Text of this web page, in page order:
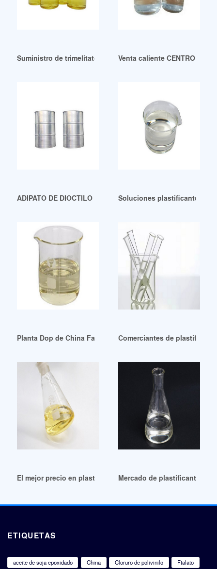
Suministro de trimelitato de trioctilo Cas: 3319-31-1
Venta caliente CENTRO
ADIPATO DE DIOCTILO (DOA) de alto rendimiento
Soluciones plastificantes
Planta Dop de China Fabricantes y proveedores de Planta
Comerciantes de
El mejor precio en plastificantes para neumáticos de
Mercado de plastificantes
ETIQUETAS
aceite de soja epoxidado China Cloruro de polivinilo
Ftalato